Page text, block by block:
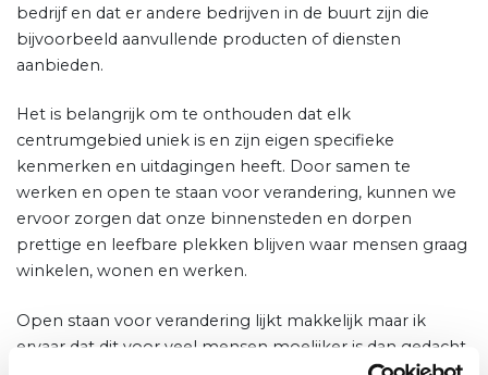
bedrijf en dat er andere bedrijven in de buurt zijn die
bijvoorbeeld aanvullende producten of diensten
aanbieden.
Het is belangrijk om te onthouden dat elk
centrumgebied uniek is en zijn eigen specifieke
kenmerken en uitdagingen heeft. Door samen te
werken en open te staan voor verandering, kunnen we
ervoor zorgen dat onze binnensteden en dorpen
prettige en leefbare plekken blijven waar mensen graag
winkelen, wonen en werken.
Open staan voor verandering lijkt makkelijk maar ik
ervaar dat dit voor veel mensen moelijker is dan gedacht.